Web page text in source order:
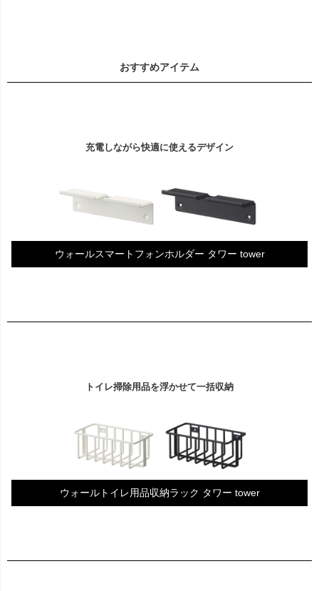
おすすめアイテム
充電しながら快適に使えるデザイン
ウォールスマートフォンホルダー タワー tower
トイレ掃除用品を浮かせて一括収納
ウォールトイレ用品収納ラック タワー tower